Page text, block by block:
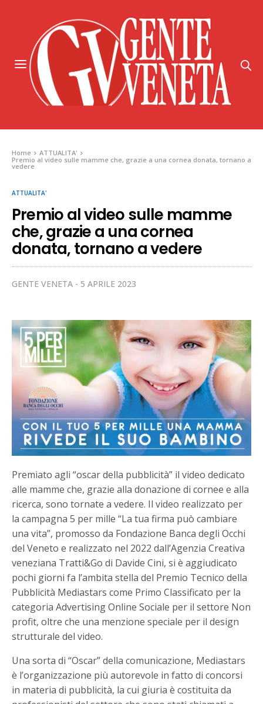
Home
ATTUALITA'
Premio al video sulle mamme che, grazie a una cornea donata, tornano a
vedere
ATTUALITA'
Premio al video sulle mamme
che, grazie a una cornea
donata, tornano a vedere
GENTE VENETA 5 APRILE 2023
Premiato agli “oscar della pubblicità” il video dedicato
alle mamme che, grazie alla donazione di cornee e alla
ricerca, sono tornate a vedere. Il video realizzato per
la campagna 5 per mille “La tua firma può cambiare
una vita”, promosso da Fondazione Banca degli Occhi
del Veneto e realizzato nel 2022 dall’Agenzia Creativa
veneziana Tratti&Go di Davide Cini, si è aggiudicato
pochi giorni fa l’ambita stella del Premio Tecnico della
Pubblicità Mediastars come Primo Classificato per la
categoria Advertising Online Sociale per il settore Non
profit, oltre che una menzione speciale per il design
strutturale del video.
Una sorta di “Oscar” della comunicazione, Mediastars
è l’organizzazione più autorevole in fatto di concorsi
in materia di pubblicità, la cui giuria è costituita da